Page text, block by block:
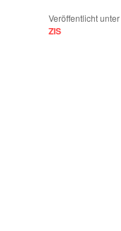
Veröffentlicht unter
ZIS